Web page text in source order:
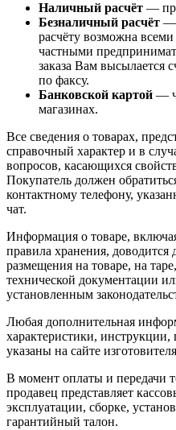
Наличный расчёт —
Безналичный расчёт —
расчёту возможна
частными
заказа Вам высылается
по факсу.
Банковской картой —
магазинах.
Все сведения о товарах,
справочный характер и в
вопросов, касающихся
Покупатель должен
контактному телефону,
чат.
Информация о товаре,
правила хранения, доводится
размещения на товаре, на
технической документации
установленным
Любая дополнительная
характеристики,
указаны на сайте
В момент оплаты и передачи
продавец представляет
эксплуатации, сборке,
гарантийный талон.